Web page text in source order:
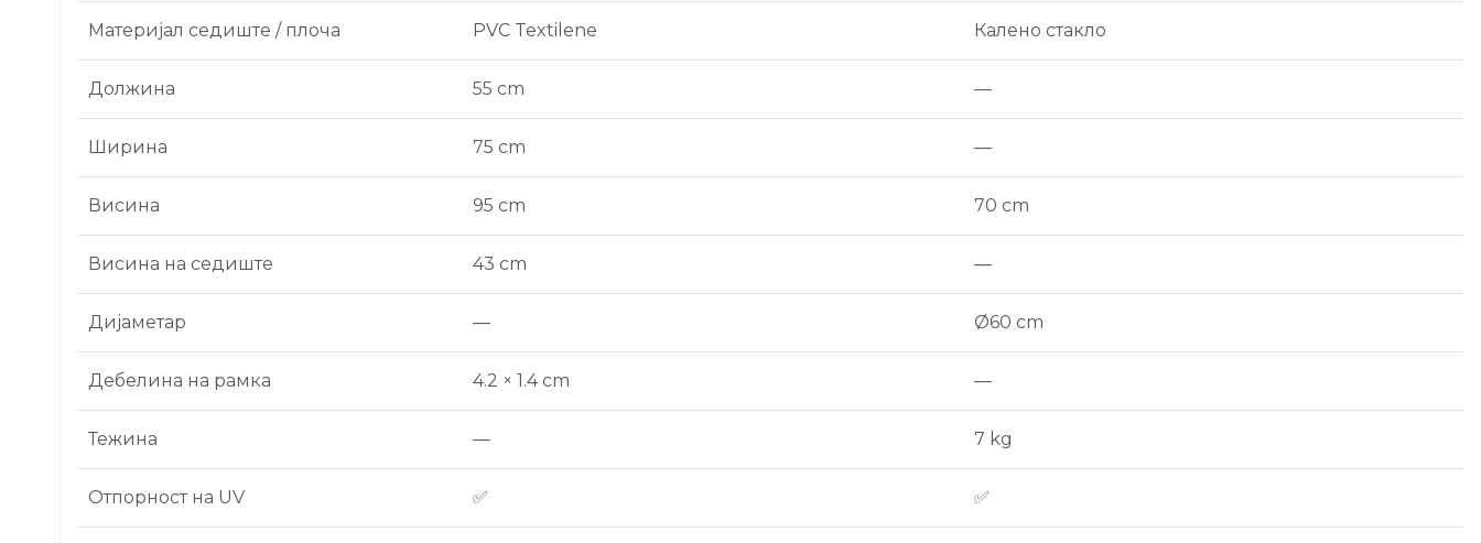
Материјал седиште / плоча PVC Textilene Калено стакло
Должина 55 cm —
Ширина 75 cm —
Висина 95 cm 70 cm
Висина на седиште 43 cm —
Дијаметар — Ø60 cm
Дебелина на рамка 4.2 × 1.4 cm —
Тежина — 7 kg
Отпорност на UV ✅ ✅